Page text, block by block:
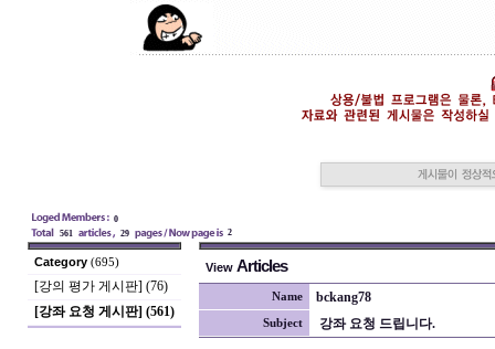
0
561
29 2
Category (695)
[강의 평가 게시판] (76)
[강좌 요청 게시판] (561)
View Articles
Name bckang78
Subject 강좌 요청 드립니다.